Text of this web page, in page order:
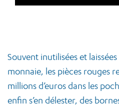
Souvent inutilisées et
monnaie, les pièces rouges
millions d’euros dans les
enfin s’en délester, des